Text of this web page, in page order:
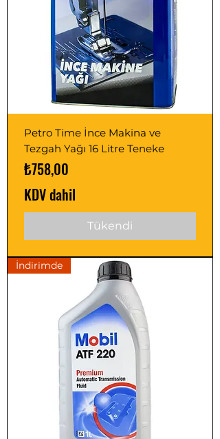
Petro Time İnce Makina ve
Tezgah Yağı 16 Litre Teneke
Fiyat
₺758,00
KDV dahil
Tükendi
İndirimde